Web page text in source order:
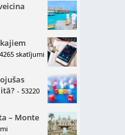
skatījumi
- 53220
– Monte